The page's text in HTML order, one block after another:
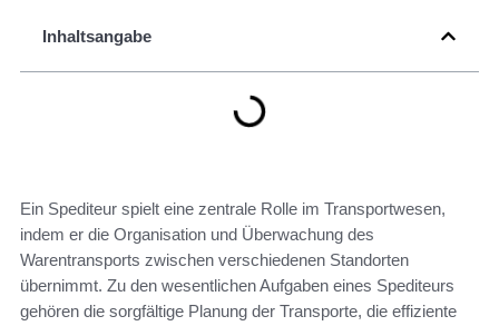
Inhaltsangabe
Ein Spediteur spielt eine zentrale Rolle im Transportwesen,
indem er die Organisation und Überwachung des
Warentransports zwischen verschiedenen Standorten
übernimmt. Zu den wesentlichen Aufgaben eines Spediteurs
gehören die sorgfältige Planung der Transporte, die effiziente